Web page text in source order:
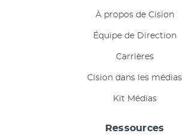
À propos de Cision
Équipe de Direction
Carrières
Cision dans les médias
Kit Médias
Ressources